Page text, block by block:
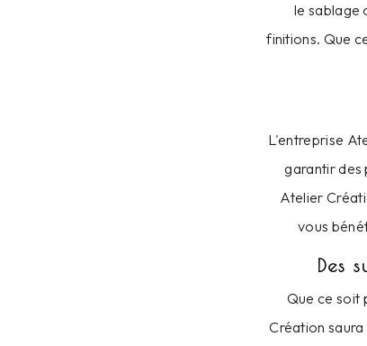
le sablage
finitions. Que
L'entreprise
garantir des
Atelier
vous
Des
Que ce soit
Création